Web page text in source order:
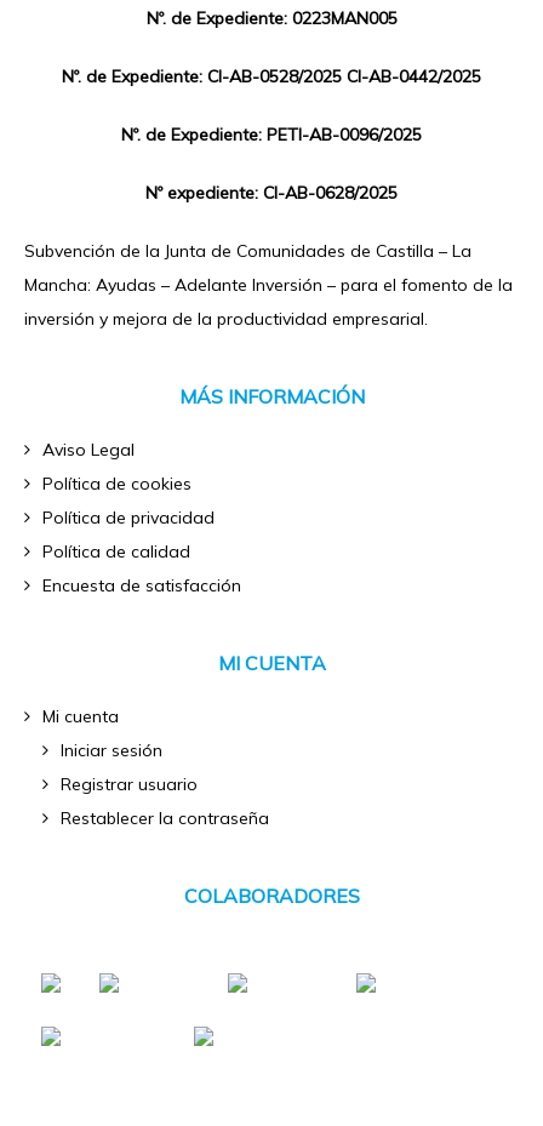
Nº. de Expediente: 0223MAN005
Nº. de Expediente: CI-AB-0528/2025 CI-AB-0442/2025
Nº. de Expediente: PETI-AB-0096/2025
Nº expediente: CI-AB-0628/2025
Subvención de la Junta de Comunidades de Castilla – La
Mancha: Ayudas – Adelante Inversión – para el fomento de la
inversión y mejora de la productividad empresarial.
MÁS INFORMACIÓN
Aviso Legal
Política de cookies
Política de privacidad
Política de calidad
Encuesta de satisfacción
MI CUENTA
Mi cuenta
Iniciar sesión
Registrar usuario
Restablecer la contraseña
COLABORADORES